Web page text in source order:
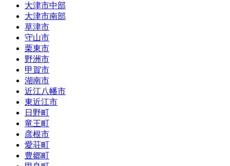
大津市中部
大津市南部
草津市
守山市
栗東市
野洲市
甲賀市
湖南市
近江八幡市
東近江市
日野町
竜王町
彦根市
愛荘町
豊郷町